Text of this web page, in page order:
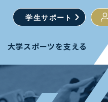
学生サポート
大学スポーツを支える